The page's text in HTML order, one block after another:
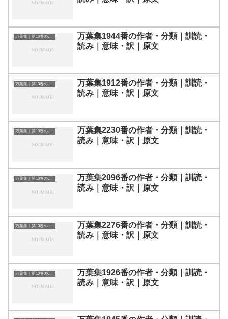
万葉集｜第10巻の和歌一覧
万葉集1944番の作者・分類｜訓読・
読み｜意味・訳｜原文
万葉集｜第10巻の和歌一覧
万葉集1912番の作者・分類｜訓読・
読み｜意味・訳｜原文
万葉集｜第10巻の和歌一覧
万葉集2230番の作者・分類｜訓読・
読み｜意味・訳｜原文
万葉集｜第10巻の和歌一覧
万葉集2096番の作者・分類｜訓読・
読み｜意味・訳｜原文
万葉集｜第10巻の和歌一覧
万葉集2276番の作者・分類｜訓読・
読み｜意味・訳｜原文
万葉集｜第10巻の和歌一覧
万葉集1926番の作者・分類｜訓読・
読み｜意味・訳｜原文